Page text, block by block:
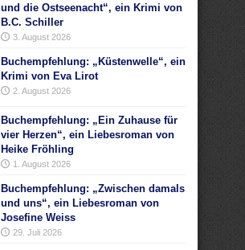
und die Ostseenacht“, ein Krimi von
B.C. Schiller
3. August 2026
Buchempfehlung: „Küstenwelle“, ein
Krimi von Eva Lirot
2. August 2026
Buchempfehlung: „Ein Zuhause für
vier Herzen“, ein Liebesroman von
Heike Fröhling
1. August 2026
Buchempfehlung: „Zwischen damals
und uns“, ein Liebesroman von
Josefine Weiss
29. Juli 2026